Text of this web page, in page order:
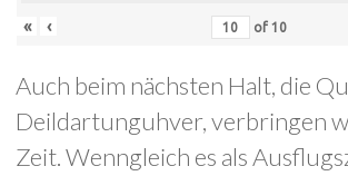
« ‹ of 10
Auch beim nächsten Halt, die
Deildartunguhver, verbringen
Zeit. Wenngleich es als